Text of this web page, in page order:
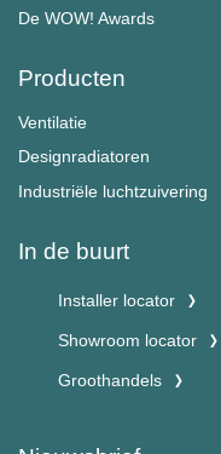
De WOW! Awards
Producten
Ventilatie
Designradiatoren
Industriële luchtzuivering
In de buurt
Installer locator
Showroom locator
Groothandels